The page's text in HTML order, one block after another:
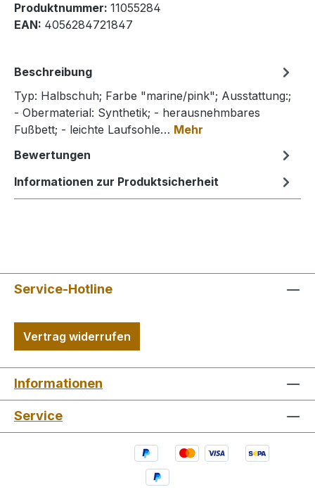
Produktnummer: 11055284
EAN: 4056284721847
Beschreibung
Typ: Halbschuh; Farbe "marine/pink"; Ausstattung:;
- Obermaterial: Synthetik; - herausnehmbares
Fußbett; - leichte Laufsohle… Mehr
Bewertungen
Informationen zur Produktsicherheit
Service-Hotline
Vertrag widerrufen
Informationen
Service